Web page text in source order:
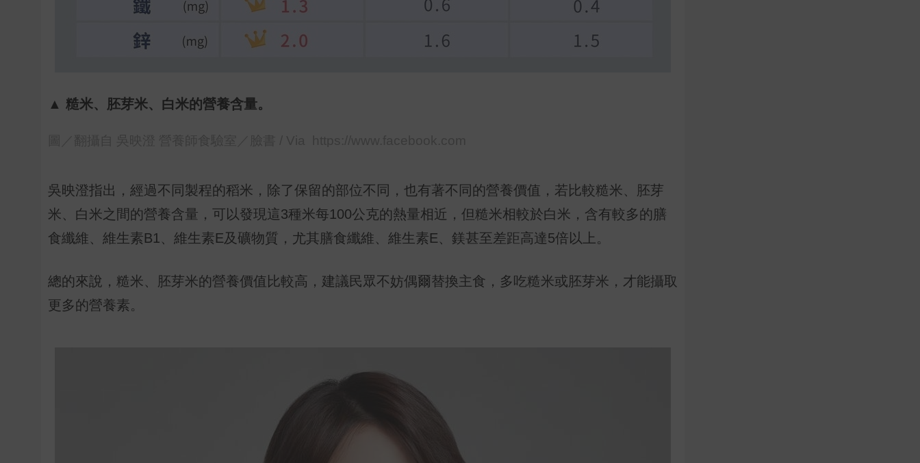
▲ 糙米、胚芽米、白米的營養含量。
吳映澄指出，經過不同製程的稻米，除了保留的部位不同，也有著不同的營養價值，若比較糙米、胚芽
米、白米之間的營養含量，可以發現這3種米每100公克的熱量相近，但糙米相較於白米，含有較多的膳
食纖維、維生素B1、維生素E及礦物質，尤其膳食纖維、維生素E、鎂甚至差距高達5倍以上。
總的來說，糙米、胚芽米的營養價值比較高，建議民眾不妨偶爾替換主食，多吃糙米或胚芽米，才能攝取
更多的營養素。